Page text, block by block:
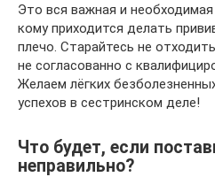
Это вся важная и
кому приходится делать
плечо. Старайтесь не
не согласованно с
Желаем лёгких
успехов в сестринском деле!
Что будет, если
неправильно?